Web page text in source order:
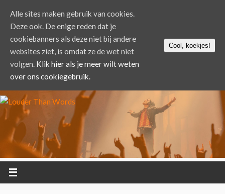
Alle sites maken gebruik van cookies.
Deze ook. De enige reden dat je
cookiebanners als deze niet bij andere
websites ziet, is omdat ze de wet niet
volgen. Klik hier als je meer wilt weten
over ons cookiegebruik.
Cool, koekjes!